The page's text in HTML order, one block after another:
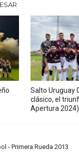
Salto Uruguay
clásico, el
Apertura 2024)
- Primera Rueda 2013